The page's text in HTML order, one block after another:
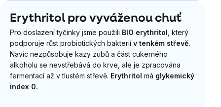
Erythritol pro vyváženou chuť
Pro doslazení tyčinky jsme použili BIO erythritol, který
podporuje růst probiotických bakterií v tenkém střevě.
Navíc nezpůsobuje kazy zubů a část cukerného
alkoholu se nevstřebává do krve, ale je zpracována
fermentací až v tlustém střevě. Erythritol má glykemický
index 0.